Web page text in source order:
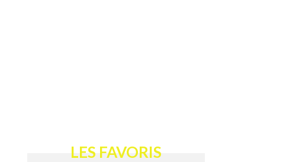
LES FAVORIS